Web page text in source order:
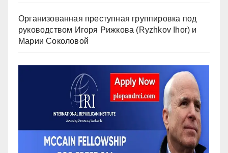
Организованная преступная группировка под
руководством Игоря Рижкова (Ryzhkov Ihor) и
Марии Соколовой